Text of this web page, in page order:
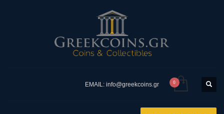
EMAIL: info@greekcoins.gr